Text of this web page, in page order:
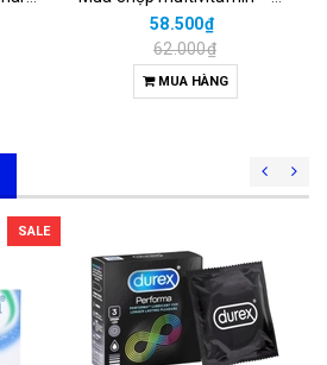
58.500₫
62.000₫
MUA HÀNG
SALE